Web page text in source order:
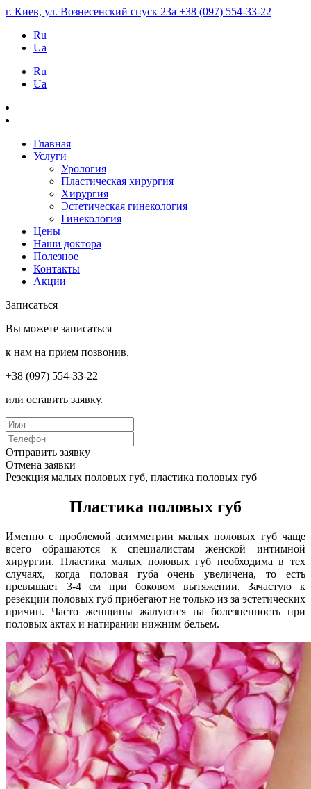
г. Киев, ул. Вознесенский спуск 23а +38 (097) 554-33-22
Ru
Ua
Ru
Ua
Главная
Услуги
Урология
Пластическая хирургия
Хирургия
Эстетическая гинекология
Гинекология
Цены
Наши доктора
Полезное
Контакты
Акции
Записаться
Вы можете записаться
к нам на прием позвонив,
+38 (097) 554-33-22
или оставить заявку.
Отправить заявку
Отмена заявки
Резекция малых половых губ, пластика половых губ
Пластика половых губ
Именно с проблемой асимметрии малых половых губ чаще
всего обращаются к специалистам женской интимной
хирургии. Пластика малых половых губ необходима в тех
случаях, когда половая губа очень увеличена, то есть
превышает 3-4 см при боковом вытяжении. Зачастую к
резекции половых губ прибегают не только из за эстетических
причин. Часто женщины жалуются на болезненность при
половых актах и натирании нижним бельем.